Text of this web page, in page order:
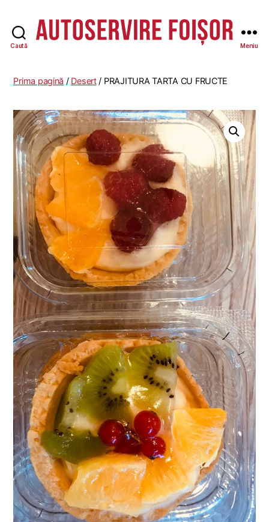
Caută
-
Meniu
Prima pagină / Desert/ PRAJITURA TARTA CU FRUCTE